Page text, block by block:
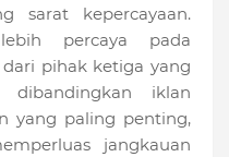
sarat kepercayaan.
percaya pada
pihak ketiga yang
iklan
yang paling penting,
jangkauan